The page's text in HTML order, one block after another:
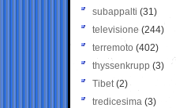
subappalti (31)
televisione(244)
terremoto (402)
thyssenkrupp (3)
Tibet(2)
tredicesima (3)